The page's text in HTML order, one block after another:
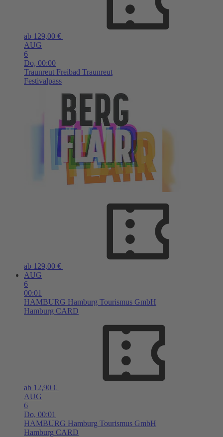
ab 129,00 €
AUG
6
Do, 00:00
Traunreut Freibad Traunreut
Festivalpass
ab 129,00 €
AUG
6
00:01
HAMBURG Hamburg Tourismus GmbH
Hamburg CARD
ab 12,90 €
AUG
6
Do, 00:01
HAMBURG Hamburg Tourismus GmbH
Hamburg CARD